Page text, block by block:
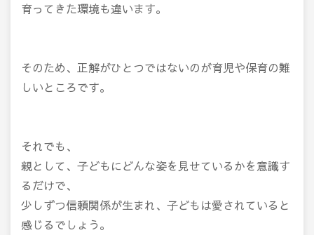
育ってきた環境も違います。
そのため、正解がひとつではないのが育児や保育の難
しいところです。
それでも、
親として、子どもにどんな姿を見せているかを意識す
るだけで、
少しずつ信頼関係が生まれ、子どもは愛されていると
感じるでしょう。